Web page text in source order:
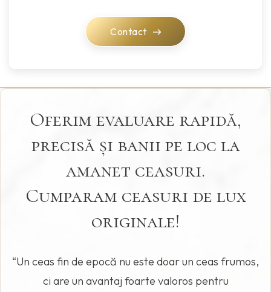
Contact
Oferim evaluare rapidă,
precisă și banii pe loc la
amanet ceasuri.
Cumparam ceasuri de lux
originale!
“Un ceas fin de epocă nu este doar un ceas frumos,
ci are un avantaj foarte valoros pentru